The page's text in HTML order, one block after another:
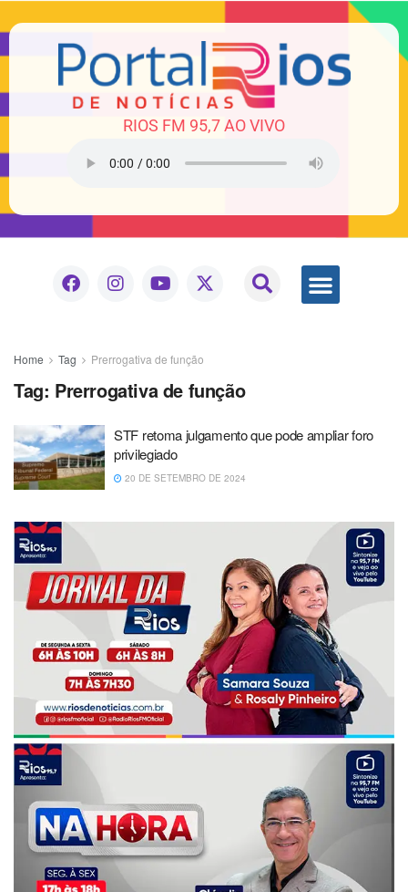
RIOS FM 95,7 AO VIVO
Home Tag Prerrogativa de função
Tag: Prerrogativa de função
STF retoma julgamento que pode ampliar foro
privilegiado
20 DE SETEMBRO DE 2024